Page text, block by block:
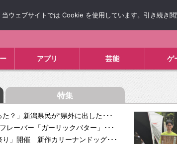
アプリ 芸能 ゲ
特集
？」新潟県民が“県外に出した･･･
レーバー「ガーリックバター」･･･
り」開催 新作カリーナンドッグ･･･
ウェブサイトでは Cookie を使用しています。引き続き